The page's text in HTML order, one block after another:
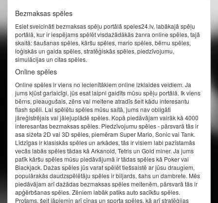
Bezmaksas spēles
Esiet sveicināti bezmaksas spēļu portālā speles24.lv, labākajā spēļu
portālā, kur ir iespējams spēlēt visdažādākās žanra online spēles, tajā
skaitā: šaušanas spēles, kāršu spēles, mario spēles, bērnu spēles,
loģiskās un galda spēles, stratēģiskās spēles, piedzīvojumu,
simulācijas un citas spēles.
Online spēles
Online spēles ir viens no iecienītākiem online izklaides veidiem. Ja
jums kļūst garlaicīgi, jūs esat laipni gaidīts mūsu spēļu portālā. Ik viens
bērns, pieaugušais, zēns vai meitene atradīs šeit kādu interesantu
flash spēli. Lai spēlētu spēles mūsu saitā, jums nav obligāti
jāreģistrējais vai jālejuplādē spēles. Kopā piedāvājam vairāk kā 4000
interesantas bezmaksas spēles. Piedzīvojumu spēles - pārsvarā tās ir
asa sižeta 2D vai 3D spēles, piemēram Super Mario, Sonic vai Tank.
Līdzīgas ir klasiskās spēles un arkādes, tās ir visiem labi pazīstamās
vecās labās spēles tādas kā Arkanoid, Tetris un Gold miner. Ja jums
patīk kāršu spēles mūsu piedāvājumā ir tādas spēles kā Poker vai
Blackjack. Dažas spēles jūs varat spēlēt tiešsaistē ar jūsu draugiem,
populārakās daudzspēlētāju spēles ir biljards, šahs un dambrete. Mēs
piedāvājam arī dažādas bezmaksas spēles meitenēm, pārsvarā tās ir
apģērbšanas spēles. Zēniem labāk patiks auto sacīkšu spēles.
Protams, šeit jāpiemin arī cīņas un sporta spēles, kā arī stratēģijas